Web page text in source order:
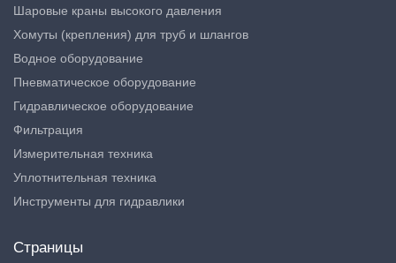
Шаровые краны высокого давления
Хомуты (крепления) для труб и шлангов
Водное оборудование
Пневматическое оборудование
Гидравлическое оборудование
Фильтрация
Измерительная техника
Уплотнительная техника
Инструменты для гидравлики
Страницы